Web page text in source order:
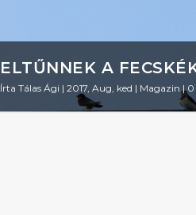
ELTŰNNEK A
Írta Tálas Ági | 2017, Aug, ked | Magazin |0